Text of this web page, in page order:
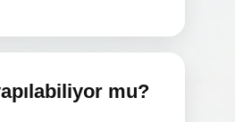
mu?